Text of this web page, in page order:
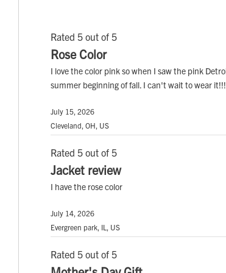
Rated 5 out of 5
Rose Color
I love the color pink so when I saw the pink
summer beginning of fall. I can't wait to wear
July 15, 2026
Cleveland, OH, US
Rated 5 out of 5
Jacket review
I have the rose color
July 14, 2026
Evergreen park, IL, US
Rated 5 out of 5